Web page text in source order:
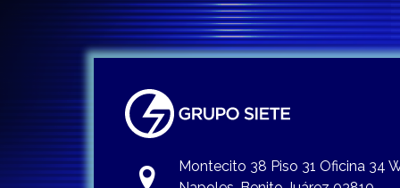
Montecito 38 Piso 31 Oficina 34